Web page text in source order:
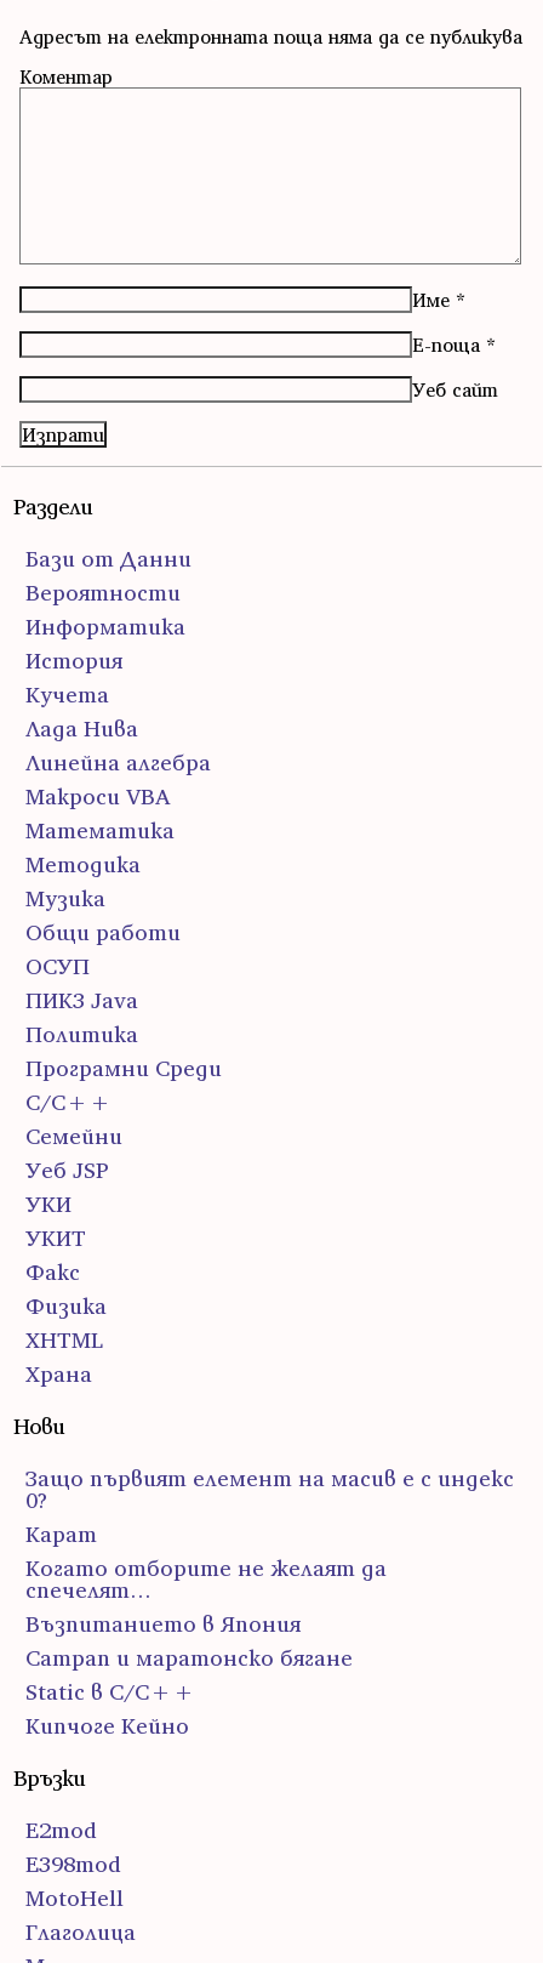
Адресът на електронната поща няма да се публикува
Коментар
Име *
Е-поща *
Уеб сайт
Раздели
Бази от Данни
Вероятности
Информатика
История
Кучета
Лада Нива
Линейна алгебра
Макроси VBA
Математика
Методика
Музика
Общи работи
ОСУП
ПИК3 Java
Политика
Програмни Среди
С/С++
Семейни
Уеб JSP
УКИ
УКИТ
Факс
Физика
ХHTML
Храна
Нови
Защо първият елемент на масив е с индекс
0?
Карат
Когато отборите не желаят да
спечелят…
Възпитанието в Япония
Сатрап и маратонско бягане
Static в C/C++
Кипчоге Кейно
Връзки
E2mod
E398mod
MotoHell
Глаголица